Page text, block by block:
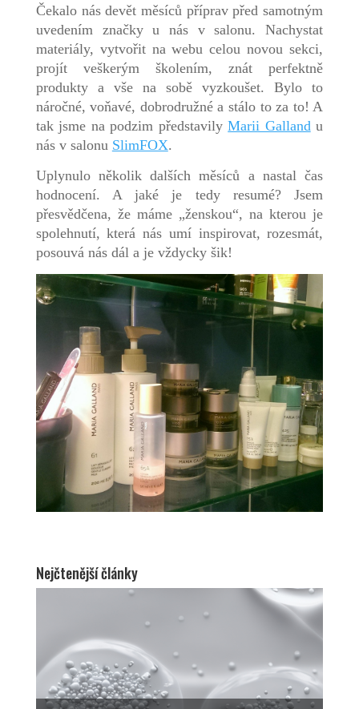
Čekalo nás devět měsíců příprav před samotným
uvedením značky u nás v salonu. Nachystat
materiály, vytvořit na webu celou novou sekci,
projít veškerým školením, znát perfektně
produkty a vše na sobě vyzkoušet. Bylo to
náročné, voňavé, dobrodružné a stálo to za to! A
tak jsme na podzim představilyMarii Galland u
nás v salonu SlimFOX.
Uplynulo několik dalších měsíců a nastal čas
hodnocení. A jaké je tedy resumé? Jsem
přesvědčena, že máme „ženskou“, na kterou je
spolehnutí, která nás umí inspirovat, rozesmát,
posouvá nás dál a je vždycky šik!
Nejčtenější články